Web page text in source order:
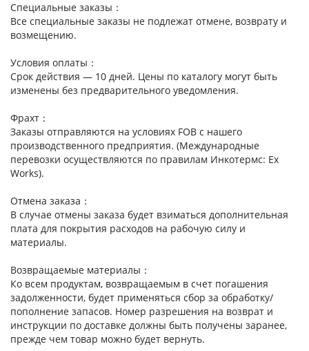
Специальные заказы：
Все специальные заказы не подлежат отмене, возврату и
возмещению.
Условия оплаты：
Срок действия — 10 дней. Цены по каталогу могут быть
изменены без предварительного уведомления.
Фрахт：
Заказы отправляются на условиях FOB с нашего
производственного предприятия. (Международные
перевозки осуществляются по правилам Инкотермс: Ex
Works).
Отмена заказа：
В случае отмены заказа будет взиматься дополнительная
плата для покрытия расходов на рабочую силу и
материалы.
Возвращаемые материалы：
Ко всем продуктам, возвращаемым в счет погашения
задолженности, будет применяться сбор за обработку/
пополнение запасов. Номер разрешения на возврат и
инструкции по доставке должны быть получены заранее,
прежде чем товар можно будет вернуть.